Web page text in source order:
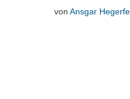
von Ansgar